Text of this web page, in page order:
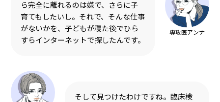
専攻医アンナ
ら完全に離れるのは嫌で、さらに子
育てもしたいし。それで、そんな仕事
がないかを、子どもが寝た後でひら
すらインターネットで探したんです。
そして見つけたわけですね。臨床検